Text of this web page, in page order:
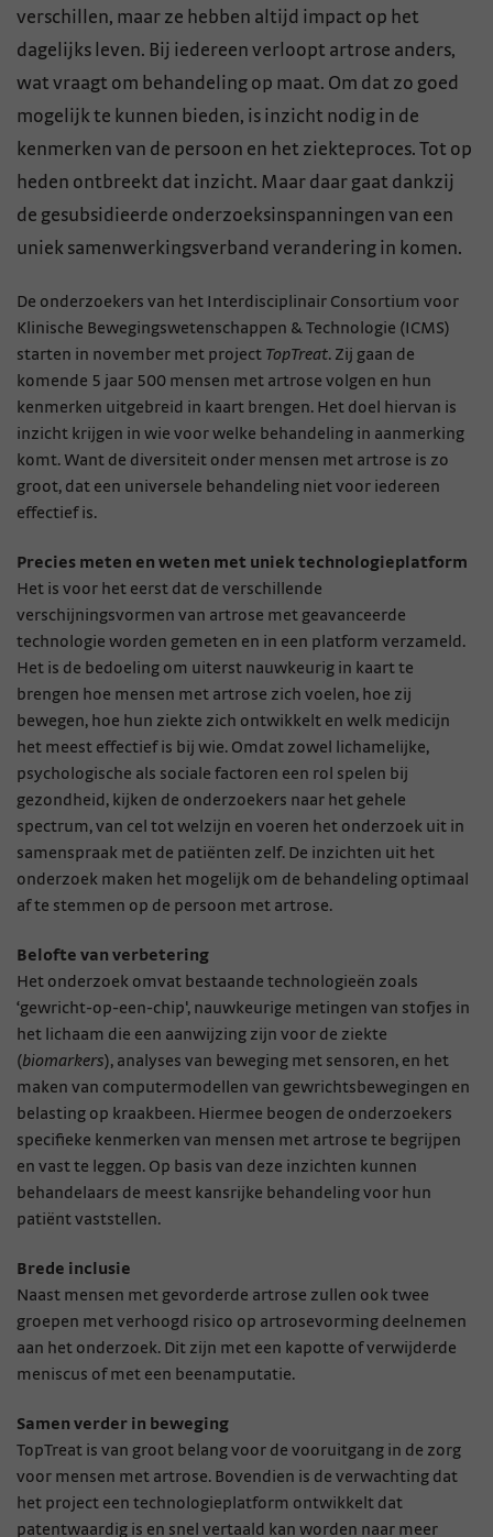
verschillen, maar ze hebben altijd impact op het
dagelijks leven. Bij iedereen verloopt artrose anders,
wat vraagt om behandeling op maat. Om dat zo goed
mogelijk te kunnen bieden, is inzicht nodig in de
kenmerken van de persoon en het ziekteproces. Tot op
heden ontbreekt dat inzicht. Maar daar gaat dankzij
de gesubsidieerde onderzoeksinspanningen van een
uniek samenwerkingsverband verandering in komen.
De onderzoekers van het Interdisciplinair Consortium voor
Klinische Bewegingswetenschappen & Technologie (ICMS)
starten in november met project TopTreat. Zij gaan de
komende 5 jaar 500 mensen met artrose volgen en hun
kenmerken uitgebreid in kaart brengen. Het doel hiervan is
inzicht krijgen in wie voor welke behandeling in aanmerking
komt. Want de diversiteit onder mensen met artrose is zo
groot, dat een universele behandeling niet voor iedereen
effectief is.
Precies meten en weten met uniek technologieplatform
Het is voor het eerst dat de verschillende
verschijningsvormen van artrose met geavanceerde
technologie worden gemeten en in een platform verzameld.
Het is de bedoeling om uiterst nauwkeurig in kaart te
brengen hoe mensen met artrose zich voelen, hoe zij
bewegen, hoe hun ziekte zich ontwikkelt en welk medicijn
het meest effectief is bij wie. Omdat zowel lichamelijke,
psychologische als sociale factoren een rol spelen bij
gezondheid, kijken de onderzoekers naar het gehele
spectrum, van cel tot welzijn en voeren het onderzoek uit in
samenspraak met de patiënten zelf. De inzichten uit het
onderzoek maken het mogelijk om de behandeling optimaal
af te stemmen op de persoon met artrose.
Belofte van verbetering
Het onderzoek omvat bestaande technologieën zoals
‘gewricht-op-een-chip', nauwkeurige metingen van stofjes in
het lichaam die een aanwijzing zijn voor de ziekte
(biomarkers), analyses van beweging met sensoren, en het
maken van computermodellen van gewrichtsbewegingen en
belasting op kraakbeen. Hiermee beogen de onderzoekers
specifieke kenmerken van mensen met artrose te begrijpen
en vast te leggen. Op basis van deze inzichten kunnen
behandelaars de meest kansrijke behandeling voor hun
patiënt vaststellen.
Brede inclusie
Naast mensen met gevorderde artrose zullen ook twee
groepen met verhoogd risico op artrosevorming deelnemen
aan het onderzoek. Dit zijn met een kapotte of verwijderde
meniscus of met een beenamputatie.
Samen verder in beweging
TopTreat is van groot belang voor de vooruitgang in de zorg
voor mensen met artrose. Bovendien is de verwachting dat
het project een technologieplatform ontwikkelt dat
patentwaardig is en snel vertaald kan worden naar meer